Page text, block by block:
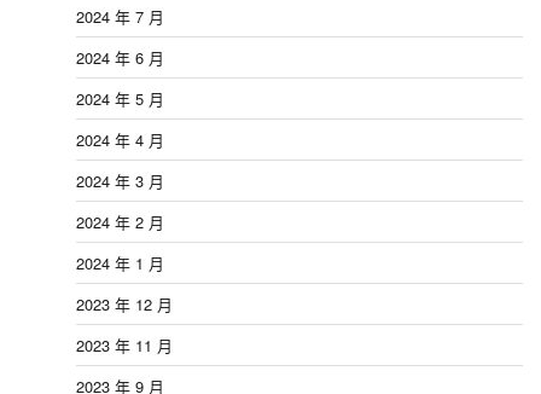
2024 年 7 月
2024 年 6 月
2024 年 5 月
2024 年 4 月
2024 年 3 月
2024 年 2 月
2024 年 1 月
2023 年 12 月
2023 年 11 月
2023 年 9 月